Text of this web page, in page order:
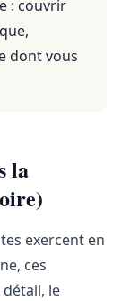
: couvrir
dont vous
la
exercent en
ces
détail, le